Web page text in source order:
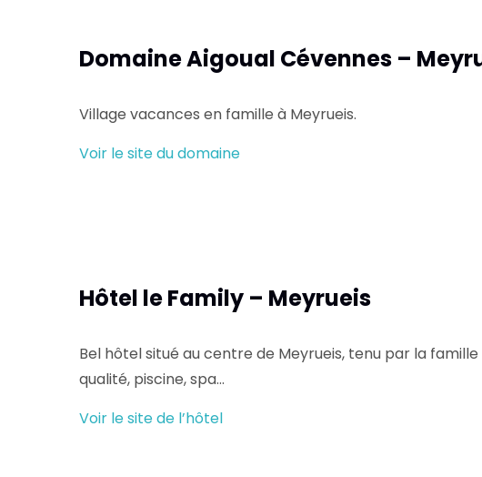
Domaine Aigoual Cévennes –
Village vacances en famille à Meyrueis.
Voir le site du domaine
Hôtel le Family – Meyrueis
Bel hôtel situé au centre de Meyrueis, tenu par la famille
qualité, piscine, spa…
Voir le site de l’hôtel